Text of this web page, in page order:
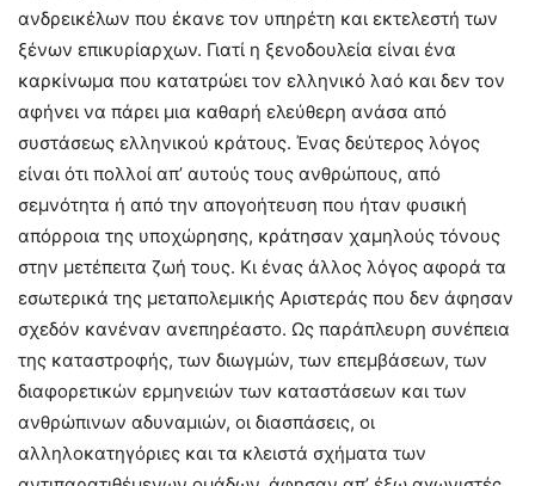
ανδρεικέλων που έκανε τον υπηρέτη και εκτελεστή των
ξένων επικυρίαρχων. Γιατί η ξενοδουλεία είναι ένα
καρκίνωμα που κατατρώει τον ελληνικό λαό και δεν τον
αφήνει να πάρει μια καθαρή ελεύθερη ανάσα από
συστάσεως ελληνικού κράτους. Ένας δεύτερος λόγος
είναι ότι πολλοί απ’ αυτούς τους ανθρώπους, από
σεμνότητα ή από την απογοήτευση που ήταν φυσική
απόρροια της υποχώρησης, κράτησαν χαμηλούς τόνους
στην μετέπειτα ζωή τους. Κι ένας άλλος λόγος αφορά τα
εσωτερικά της μεταπολεμικής Αριστεράς που δεν άφησαν
σχεδόν κανέναν ανεπηρέαστο. Ως παράπλευρη συνέπεια
της καταστροφής, των διωγμών, των επεμβάσεων, των
διαφορετικών ερμηνειών των καταστάσεων και των
ανθρώπινων αδυναμιών, οι διασπάσεις, οι
αλληλοκατηγόριες και τα κλειστά σχήματα των